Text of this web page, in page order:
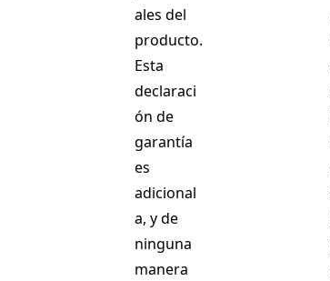
ales del
producto.
Esta
declaraci
ón de
garantía
es
adicional
a, y de
ninguna
manera